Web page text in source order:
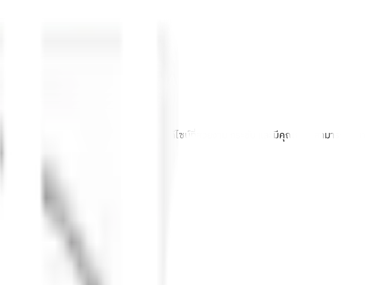
าง ประตู และพื้นที่ต่างๆ ของบ้านคุณ ด้วยดีไซน์ที่สวยงาม กระชับ และมีคุณภาพ สามารถนำมา
สวยงามและมีสไตล์มากยิ่งขึ้น!